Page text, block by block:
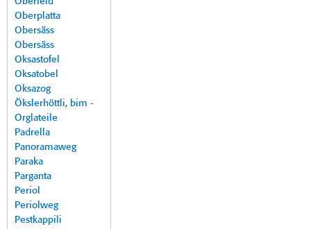
Oberplatta
Obersäss
Obersäss
Oksastofel
Oksatobel
Oksazog
Ökslerhöttli, bim -
Orglateile
Padrella
Panoramaweg
Paraka
Parganta
Periol
Periolweg
Pestkappili